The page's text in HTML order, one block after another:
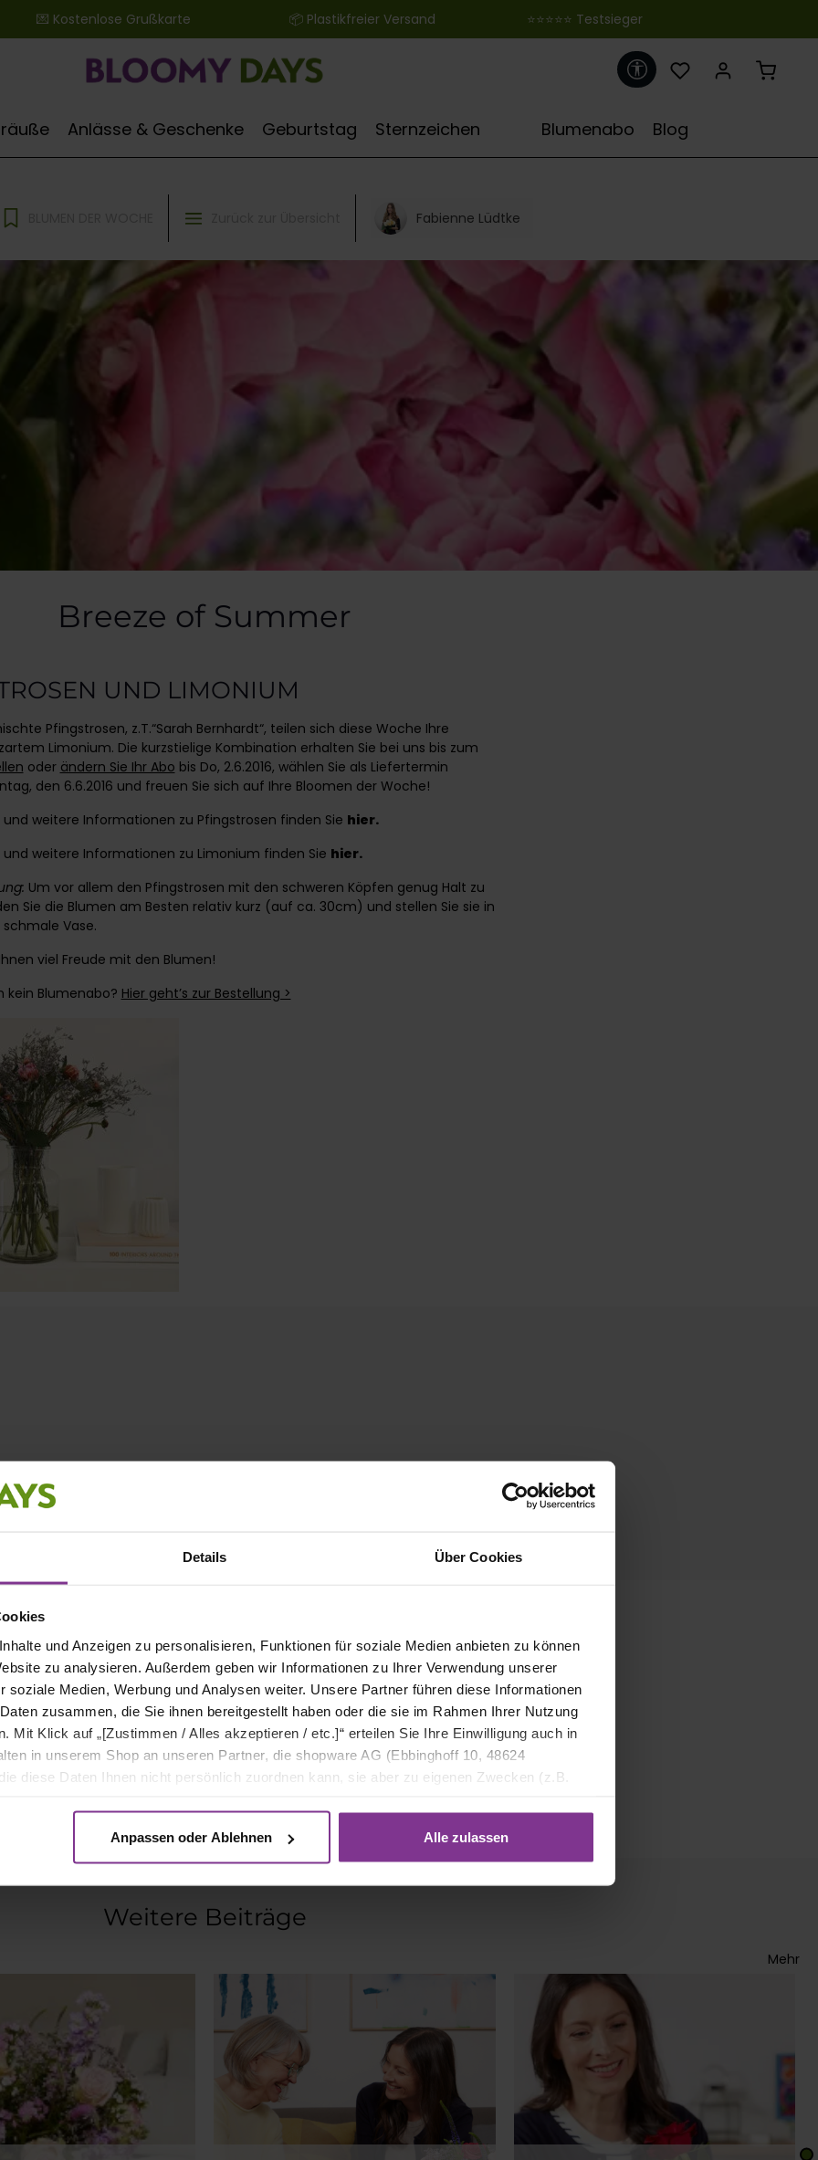
Details Über Cookies
und Anzeigen zu personalisieren, Funktionen für soziale Medien anbieten zu können
zu analysieren. Außerdem geben wir Informationen zu Ihrer Verwendung unserer
soziale Medien, Werbung und Analysen weiter. Unsere Partner führen diese Informationen
zusammen, die Sie ihnen bereitgestellt haben oder die sie im Rahmen Ihrer Nutzung
Mit Klick auf „[Zustimmen / Alles akzeptieren / etc.]“ erteilen Sie Ihre Einwilligung auch in
in unserem Shop an unseren Partner, die shopware AG (Ebbinghoff 10, 48624
diese Daten Ihnen nicht persönlich zuordnen kann, sie aber zu eigenen Zwecken (z.B.
Anpassen oder Ablehnen Alle zulassen
💌 Kostenlose Grußkarte ‎ ‎ ‎ ‎ ‎ ‎ ‎ ‎ ‎ ‎ ‎ ‎ ‎ ‎ ‎ ‎ ‎ ‎ ‎ ‎ ‎ ‎ ‎ ‎ ‎ ‎ 📦 Plastikfreier Versand ‎ ‎ ‎ ‎ ‎ ‎ ‎ ‎ ‎ ‎ ‎ ‎ ‎ ‎ ‎ ‎ ‎ ‎ ‎ ‎ ‎ ‎ ‎ ‎ ‎⭐⭐⭐⭐⭐ Testsieger
Werkzeugleiste anzeigen
Anlässe & Geschenke Geburtstag Sternzeichen Blumenabo Blog
Fabienne Lüdtke
Breeze of Summer
UND LIMONIUM
Pfingstrosen, z.T.“Sarah Bernhardt“, teilen sich diese Woche Ihre
Limonium. Die kurzstielige Kombination erhalten Sie bei uns bis zum
oder ändern Sie Ihr Abo bis Do, 2.6.2016, wählen Sie als Liefertermin
den 6.6.2016 und freuen Sie sich auf Ihre Bloomen der Woche!
und weitere Informationen zu Pfingstrosen finden Sie hier.
und weitere Informationen zu Limonium finden Sie hier.
Um vor allem den Pfingstrosen mit den schweren Köpfen genug Halt zu
Sie die Blumen am Besten relativ kurz (auf ca. 30cm) und stellen Sie sie in
Vase.
viel Freude mit den Blumen!
kein Blumenabo? Hier geht’s zur Bestellung >
Kommentarbereich
Kommentarfunktion für diesen Artikel deaktiviert.
DIY Untersetzer mit Blumen Sweet Charm
Weitere Beiträge
Mehr